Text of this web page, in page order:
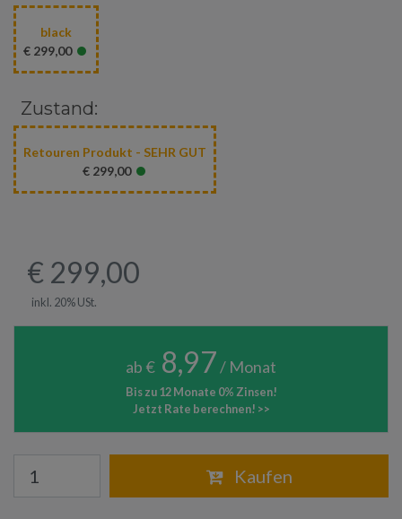
black
€ 299,00 •
Zustand:
Retouren Produkt - SEHR GUT
€ 299,00 •
€ 299,00
inkl. 20% USt.
ab € 8,97/ Monat
Bis zu 12 Monate 0% Zinsen!
Jetzt Rate berechnen! >>
Kaufen